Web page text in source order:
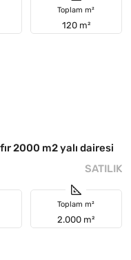
Toplam m²
120 m²
2000 m2 yalı dairesi
SATILIK
Toplam m²
2.000 m²